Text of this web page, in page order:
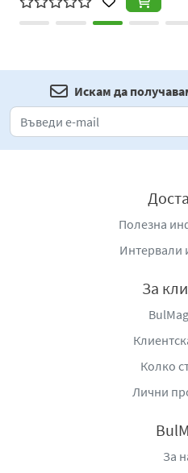
Искам да
Полезна
Интервали
За
Колко
Лични
За